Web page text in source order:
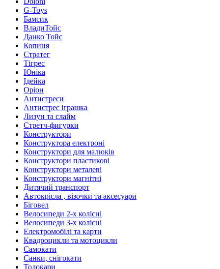
G-Toys
Бамсик
ВладиТойс
Данко Тойс
Копиця
Стратег
Тігрес
Юніка
Ідейка
Оріон
Антистреси
Антистрес іграшка
Лизун та слайм
Стретч-фигурки
Конструктори
Конструктора електроні
Конструктори для малюків
Конструктори пластикові
Конструктори металеві
Конструктори магнітні
Дитячий транспорт
Автокрісла , візочки та аксесуари
Біговел
Велосипеди 2-х колісні
Велосипеди 3-х колісні
Електромобілі та карти
Квадроцикли та мотоцикли
Самокати
Санки, снігокати
Толокари